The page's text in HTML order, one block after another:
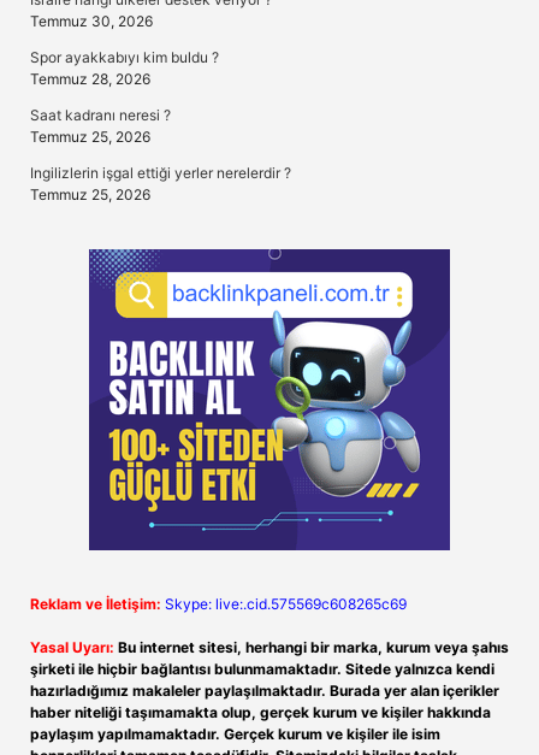
Temmuz 30, 2026
Spor ayakkabıyı kim buldu ?
Temmuz 28, 2026
Saat kadranı neresi ?
Temmuz 25, 2026
Ingilizlerin işgal ettiği yerler nerelerdir ?
Temmuz 25, 2026
Reklam ve İletişim: Skype: live:.cid.575569c608265c69
Yasal Uyarı: Bu internet sitesi, herhangi bir marka, kurum veya şahıs
şirketi ile hiçbir bağlantısı bulunmamaktadır. Sitede yalnızca kendi
hazırladığımız makaleler paylaşılmaktadır. Burada yer alan içerikler
haber niteliği taşımamakta olup, gerçek kurum ve kişiler hakkında
paylaşım yapılmamaktadır. Gerçek kurum ve kişiler ile isim